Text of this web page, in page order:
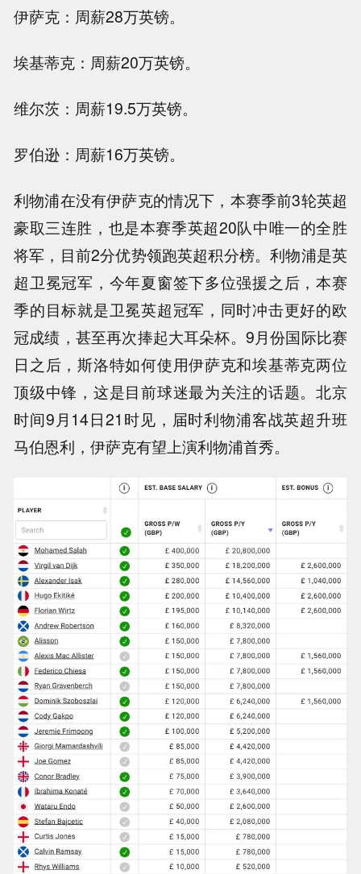
伊萨克：周薪28万英镑。
埃基蒂克：周薪20万英镑。
维尔茨：周薪19.5万英镑。
罗伯逊：周薪16万英镑。
利物浦在没有伊萨克的情况下，本赛季前3轮英超
豪取三连胜，也是本赛季英超20队中唯一的全胜
将军，目前2分优势领跑英超积分榜。利物浦是英
超卫冕冠军，今年夏窗签下多位强援之后，本赛
季的目标就是卫冕英超冠军，同时冲击更好的欧
冠成绩，甚至再次捧起大耳朵杯。9月份国际比赛
日之后，斯洛特如何使用伊萨克和埃基蒂克两位
顶级中锋，这是目前球迷最为关注的话题。北京
时间9月14日21时见，届时利物浦客战英超升班
马伯恩利，伊萨克有望上演利物浦首秀。